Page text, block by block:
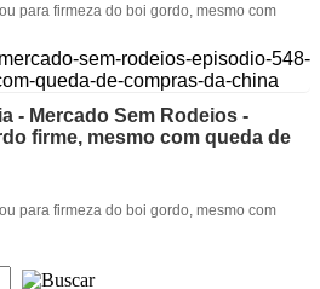
para firmeza do boi gordo, mesmo com
- Mercado Sem Rodeios -
firme, mesmo com queda de
para firmeza do boi gordo, mesmo com